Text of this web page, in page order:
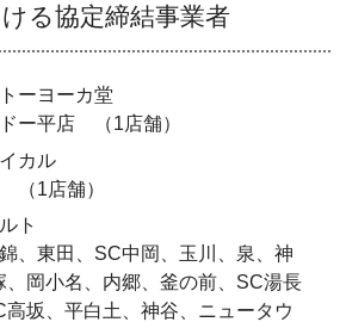
る協定締結事業者
ーヨーカ堂
ー平店 （1店舗）
カル
（1店舗）
ト
、東田、SC中岡、玉川、泉、神
、岡小名、内郷、釜の前、SC湯長
高坂、平白土、神谷、ニュータウ